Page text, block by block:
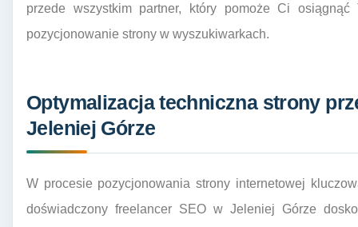
przede wszystkim partner, który pomoże Ci
pozycjonowanie strony w wyszukiwarkach.
Optymalizacja techniczna strony
Jeleniej Górze
W procesie pozycjonowania strony internetowej
doświadczony freelancer SEO w Jeleniej Górze